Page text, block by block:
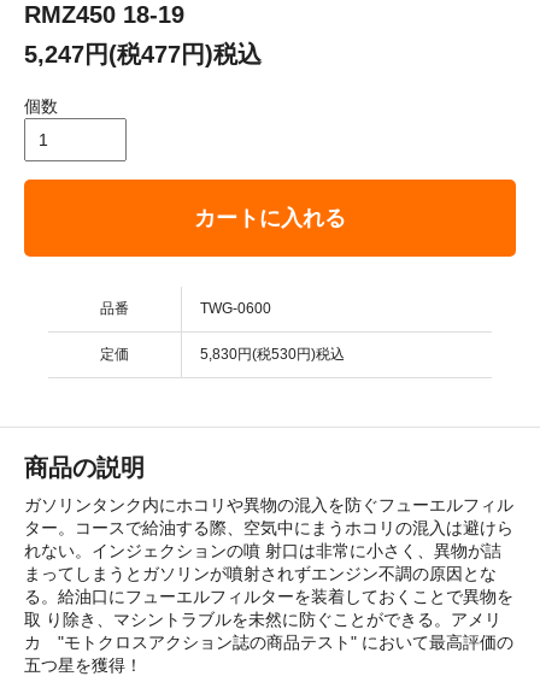
RMZ450 18-19
5,247円(税477円)税込
個数
カートに入れる
品番 TWG-0600
定価 5,830円(税530円)税込
商品の説明
ガソリンタンク内にホコリや異物の混入を防ぐフューエルフィル
ター。コースで給油する際、空気中にまうホコリの混入は避けら
れない。インジェクションの噴 射口は非常に小さく、異物が詰
まってしまうとガソリンが噴射されずエンジン不調の原因とな
る。給油口にフューエルフィルターを装着しておくことで異物を
取 り除き、マシントラブルを未然に防ぐことができる。アメリ
カ "モトクロスアクション誌の商品テスト" において最高評価の
五つ星を獲得！